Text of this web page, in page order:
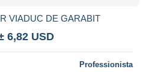
VIADUC DE GARABIT
6,82 USD
Professionista